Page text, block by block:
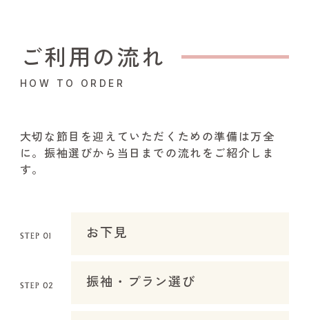
ご利用の流れ
HOW TO ORDER
大切な節目を迎えていただくための準備は万全
に。振袖選びから当日までの流れをご紹介しま
す。
お下見
振袖・プラン選び